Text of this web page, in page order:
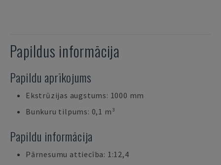
Papildus informācija
Papildu aprīkojums
Ekstrūzijas augstums: 1000 mm
Bunkuru tilpums: 0,1 m³
Papildu informācija
Pārnesumu attiecība: 1:12,4